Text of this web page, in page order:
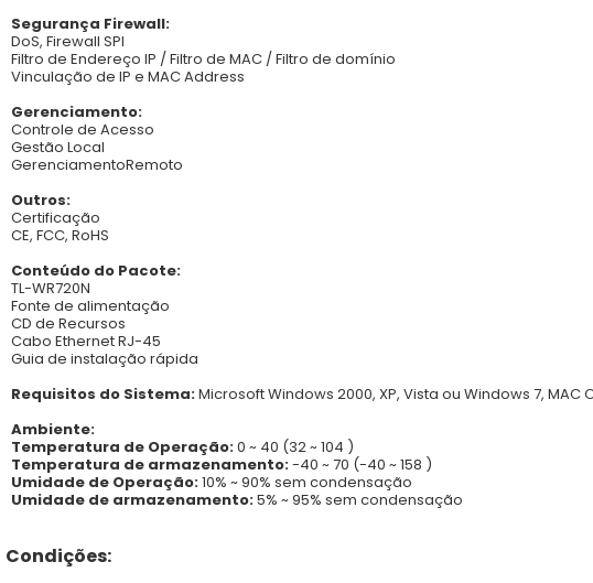
Segurança Firewall:
DoS, Firewall SPI
Filtro de Endereço IP / Filtro de MAC / Filtro de domínio
Vinculação de IP e MAC Address
Gerenciamento:
Controle de Acesso
Gestão Local
GerenciamentoRemoto
Outros:
Certificação
CE, FCC, RoHS
Conteúdo do Pacote:
TL-WR720N
Fonte de alimentação
CD de Recursos
Cabo Ethernet RJ-45
Guia de instalação rápida
Requisitos do Sistema:Microsoft Windows 2000, XP, Vista ou Windows 7, MAC
Ambiente:
Temperatura de Operação:0 ~ 40 (32 ~ 104 )
Temperatura de armazenamento:-40 ~ 70 (-40 ~ 158 )
Umidade de Operação:10% ~ 90% sem condensação
Umidade de armazenamento:5% ~ 95% sem condensação
Condições: